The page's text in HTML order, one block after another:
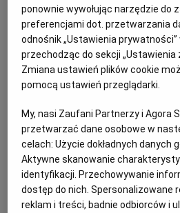
ponownie wywołując narzędzie do
preferencjami dot. przetwarzania
odnośnik „Ustawienia
przechodząc do sekcji „Ustawienia
Zmiana ustawień plików cookie
pomocą ustawień przeglądarki.
My, nasi Zaufani Partnerzy i Agora
przetwarzać dane osobowe w
celach:Użycie dokładnych danych
Aktywne skanowanie
identyfikacji. Przechowywanie
dostęp do nich. Spersonalizowane
reklam i treści, badnie